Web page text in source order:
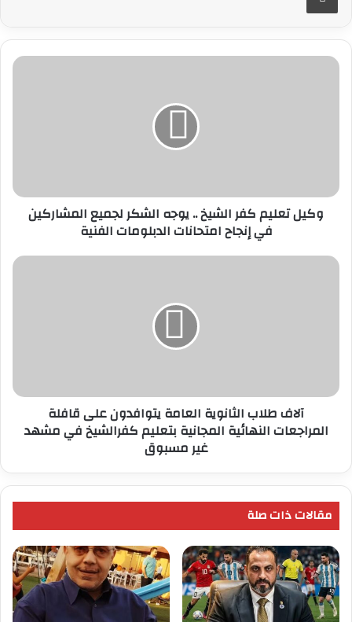
وكيل
المشاركين
الدبلومات
وكيل تعليم كفر الشيخ .. يوجه الشكر لجميع المشاركين
في إنجاح امتحانات الدبلومات الفنية
آلاف
النهائية
بتعليم
مسبوق
آلاف طلاب الثانوية العامة يتوافدون على قافلة
المراجعات النهائية المجانية بتعليم كفرالشيخ في مشهد
غير مسبوق
مقالات ذات صلة